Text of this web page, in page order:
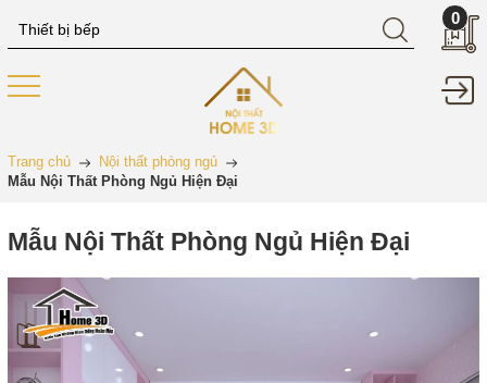
0
Trang chủ
Nội thất phòng ngủ
Mẫu Nội Thất Phòng Ngủ Hiện Đại
Mẫu Nội Thất Phòng Ngủ Hiện Đại